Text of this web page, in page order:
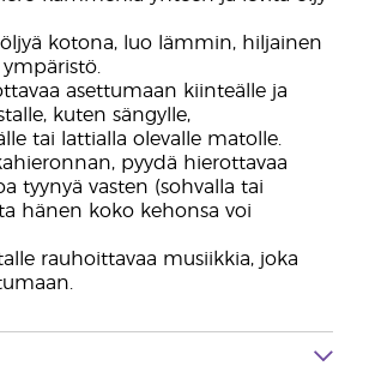
kotona, luo lämmin, hiljainen
asettumaan kiinteälle ja
kuten sängylle,
tai lattialla olevalle matolle.
pyydä hierottavaa
tyynyä vasten (sohvalla tai
hänen koko kehonsa voi
rauhoittavaa musiikkia, joka